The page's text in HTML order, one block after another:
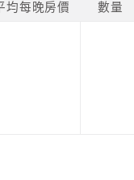
均每晚房價 數量